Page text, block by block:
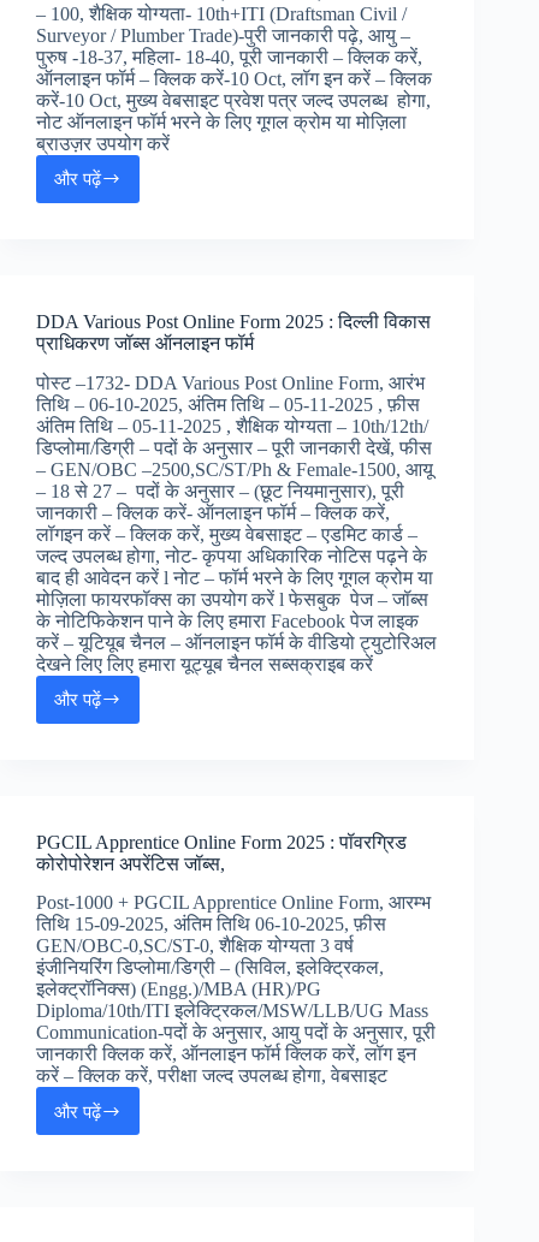
ड्राईवर
ऑनलाइन
फॉर्म,
– 100, शैक्षिक योग्यता- 10th+ITI (Draftsman Civil /
Surveyor / Plumber Trade)-पुरी जानकारी पढ़े, आयु –
पुरुष -18-37, महिला- 18-40, पूरी जानकारी – क्लिक करें,
ऑनलाइन फॉर्म – क्लिक करें-10 Oct, लॉग इन करें – क्लिक
करें-10 Oct, मुख्य वेबसाइट प्रवेश पत्र जल्द उपलब्ध होगा,
नोट ऑनलाइन फॉर्म भरने के लिए गूगल क्रोम या मोज़िला
ब्राउज़र उपयोग करें
और पढ़ेंBihar
2025
:
बिहार
पुलिस
वर्क
इंस्पेक्टर
जॉब्स,
DDA Various Post Online Form 2025 : दिल्ली विकास
प्राधिकरण जॉब्स ऑनलाइन फॉर्म
पोस्ट –1732- DDA Various Post Online Form, आरंभ
तिथि – 06-10-2025, अंतिम तिथि – 05-11-2025 , फ़ीस
अंतिम तिथि – 05-11-2025 , शैक्षिक योग्यता – 10th/12th/
डिप्लोमा/डिग्री – पदों के अनुसार – पूरी जानकारी देखें, फीस
– GEN/OBC –2500,SC/ST/Ph & Female-1500, आयू
– 18 से 27 – पदों के अनुसार – (छूट नियमानुसार), पूरी
जानकारी – क्लिक करें- ऑनलाइन फॉर्म – क्लिक करें,
लॉगइन करें – क्लिक करें, मुख्य वेबसाइट – एडमिट कार्ड –
जल्द उपलब्ध होगा, नोट- कृपया अधिकारिक नोटिस पढ़ने के
बाद ही आवेदन करें l नोट – फॉर्म भरने के लिए गूगल क्रोम या
मोज़िला फायरफॉक्स का उपयोग करें l फेसबुक पेज – जॉब्स
के नोटिफिकेशन पाने के लिए हमारा Facebook पेज लाइक
करें – यूटियूब चैनल – ऑनलाइन फॉर्म के वीडियो ट्युटोरिअल
देखने लिए लिए हमारा यूट्यूब चैनल सब्सक्राइब करें
और पढ़ेंDDA
Various
:
दिल्ली
विकास
प्राधिकरण
जॉब्स
ऑनलाइन
फॉर्म
PGCIL Apprentice Online Form 2025 : पॉवरग्रिड
कोरोपोरेशन अपरेंटिस जॉब्स,
Post-1000 + PGCIL Apprentice Online Form, आरम्भ
तिथि 15-09-2025, अंतिम तिथि 06-10-2025, फ़ीस
GEN/OBC-0,SC/ST-0, शैक्षिक योग्यता 3 वर्ष
इंजीनियरिंग डिप्लोमा/डिग्री – (सिविल, इलेक्ट्रिकल,
इलेक्ट्रॉनिक्स) (Engg.)/MBA (HR)/PG
Diploma/10th/ITI इलेक्ट्रिकल/MSW/LLB/UG Mass
Communication-पदों के अनुसार, आयु पदों के अनुसार, पूरी
जानकारी क्लिक करें, ऑनलाइन फॉर्म क्लिक करें, लॉग इन
करें – क्लिक करें, परीक्षा जल्द उपलब्ध होगा, वेबसाइट
और पढ़ेंPGCIL